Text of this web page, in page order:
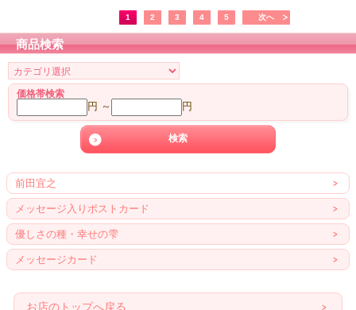
1 2 3 4 5 次へ
商品検索
価格帯検索
円 ～ 円
前田宜之
メッセージ入りポストカード
優しさの種・幸せの雫
メッセージカード
お店のトップへ戻る